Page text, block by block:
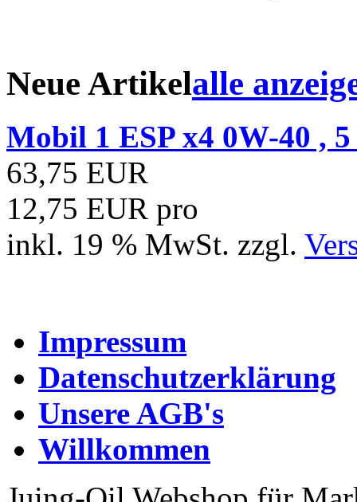
Neue Artikelalle
Mobil 1 ESP x4 0W-40 ,
63,75 EUR
12,75 EUR pro
inkl. 19 % MwSt. zzgl.
Impressum
Datenschutzerklärung
Unsere AGB's
Willkommen